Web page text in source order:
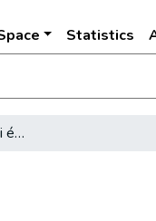
Statistics
Egy új városrész erényei és hibái